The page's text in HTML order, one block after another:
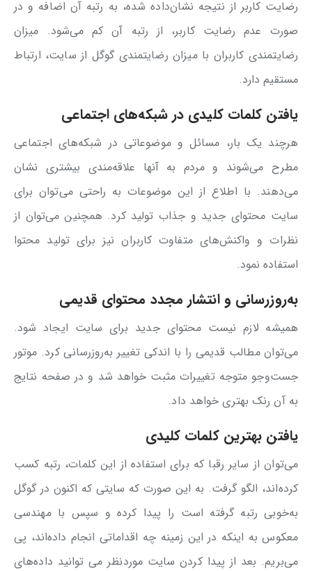
رضایت کاربر از نتیجه نشان‌داده شده، به رتبه آن اضافه و در
صورت عدم رضایت کاربر، از رتبه آن کم می‌شود. میزان
رضایتمندی کاربران با میزان رضایتمندی گوگل از سایت، ارتباط
مستقیم دارد.
یافتن کلمات کلیدی در شبکه‌های اجتماعی
هرچند یک بار، مسائل و موضوعاتی در شبکه‌های اجتماعی
مطرح می‌شوند و مردم به آنها علاقه‌مندی بیشتری نشان
می‌دهند. با اطلاع از این موضوعات به راحتی می‌توان برای
سایت محتوای جدید و جذاب تولید کرد. همچنین می‌توان از
نظرات و واکنش‌های متفاوت کاربران نیز برای تولید محتوا
استفاده نمود.
به‌روزرسانی و انتشار مجدد محتوای قدیمی
همیشه لازم نیست محتوای جدید برای سایت ایجاد شود.
می‌توان مطالب قدیمی را با اندکی تغییر به‌روزرسانی کرد. موتور
جست‌وجو متوجه تغییرات مثبت خواهد شد و در صفحه نتایج
به آن رنک بهتری خواهد داد.
یافتن بهترین کلمات کلیدی
می‌توان از سایر رقبا که برای استفاده از این کلمات، رتبه کسب
کرده‌اند، الگو گرفت. به این صورت که سایتی که اکنون در گوگل
به‌خوبی رتبه گرفته است را پیدا کرده و سپس با مهندسی
معکوس به اینکه در این زمینه چه اقداماتی انجام داده‌اند، پی
می‌بریم. بعد از پیدا کردن سایت موردنظر می توانید داده‌های